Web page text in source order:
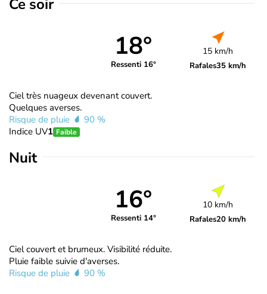
Ce soir
18°
Ressenti 16°
15 km/h
Rafales35 km/h
Ciel très nuageux devenant couvert.
Quelques averses.
Risque de pluie
90 %
Indice UV1 Faible
Nuit
16°
Ressenti 14°
10 km/h
Rafales20 km/h
Ciel couvert et brumeux. Visibilité réduite.
Pluie faible suivie d'averses.
Risque de pluie
90 %